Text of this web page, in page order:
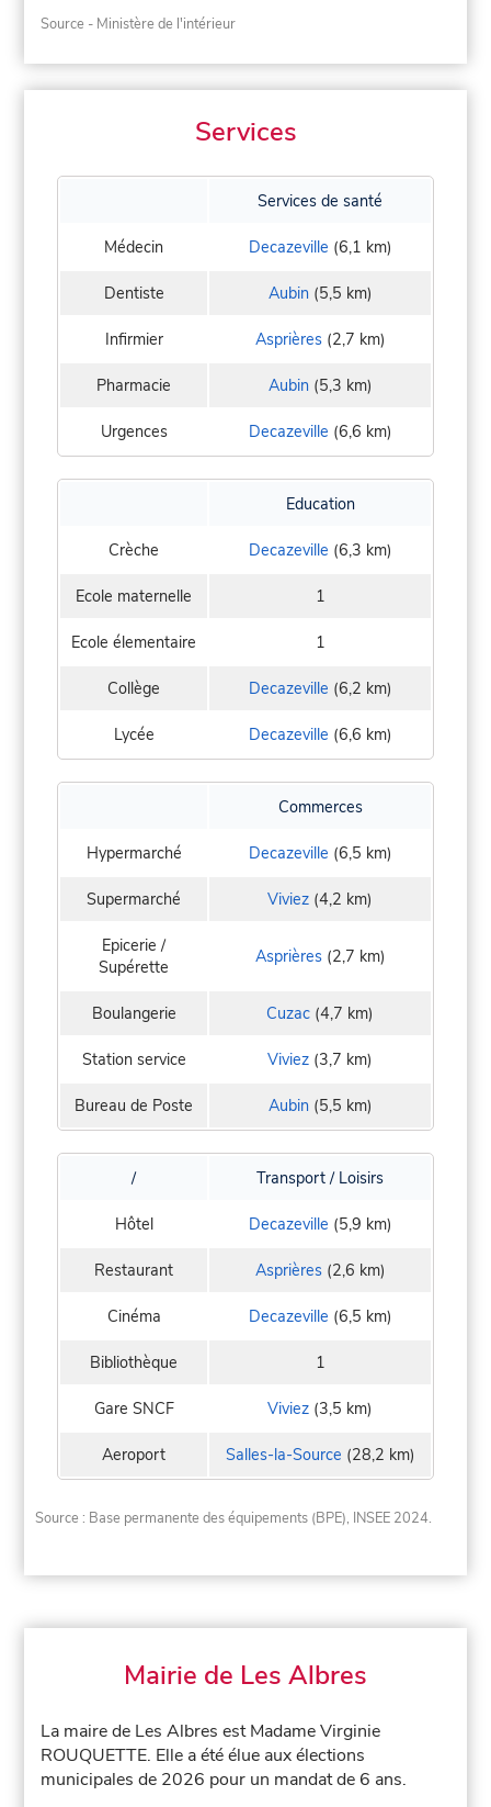
Source - Ministère de l'intérieur
Services
Services de santé
Médecin Decazeville (6,1 km)
Dentiste Aubin(5,5 km)
Infirmier Asprières(2,7 km)
Pharmacie Aubin(5,3 km)
Urgences Decazeville (6,6 km)
Education
Crèche Decazeville (6,3 km)
Ecole maternelle 1
Ecole élementaire 1
Collège Decazeville (6,2 km)
Lycée Decazeville (6,6 km)
Commerces
Hypermarché Decazeville (6,5 km)
Supermarché Viviez (4,2 km)
Epicerie /
Supérette
Asprières(2,7 km)
Boulangerie Cuzac (4,7 km)
Station service Viviez (3,7 km)
Bureau de Poste Aubin(5,5 km)
/ Transport / Loisirs
Hôtel Decazeville (5,9 km)
Restaurant Asprières(2,6 km)
Cinéma Decazeville (6,5 km)
Bibliothèque 1
Gare SNCF Viviez (3,5 km)
Aeroport Salles-la-Source (28,2 km)
Source : Base permanente des équipements (BPE), INSEE 2024.
Mairie de Les Albres
La maire de Les Albres est Madame Virginie
ROUQUETTE. Elle a été élue aux élections
municipales de 2026 pour un mandat de 6 ans.